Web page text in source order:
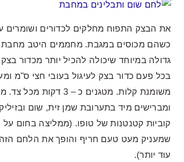
את הבצק התפוח מחלקים לכדורים ושומרים
כשהם מכוסים במגבת. מחממים היטב מחבת
גדולה במיוחד שיכולה להכיל יותר מכדור
בכל פעם כדור בצק לעיגול בעובי חצי ס"מ
משומנת קלות. מטגנים כ – 3
ומברישים מיד בתערובת שמן זית, שום
קוביות קטנטנות של טופו. (ממליצה בחום על
שמעניק מעט טעם חריף והופך את הלחם הזה
עוד יותר).